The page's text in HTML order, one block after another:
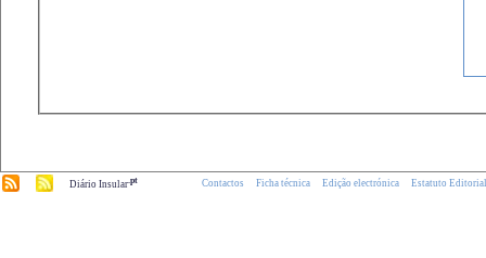
Diário Insular.pt Contactos Ficha técnica Edição electrónica Estatuto Editorial